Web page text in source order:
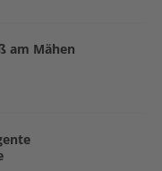
am Mähen